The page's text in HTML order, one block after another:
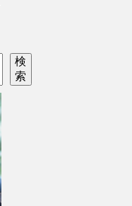
検
索